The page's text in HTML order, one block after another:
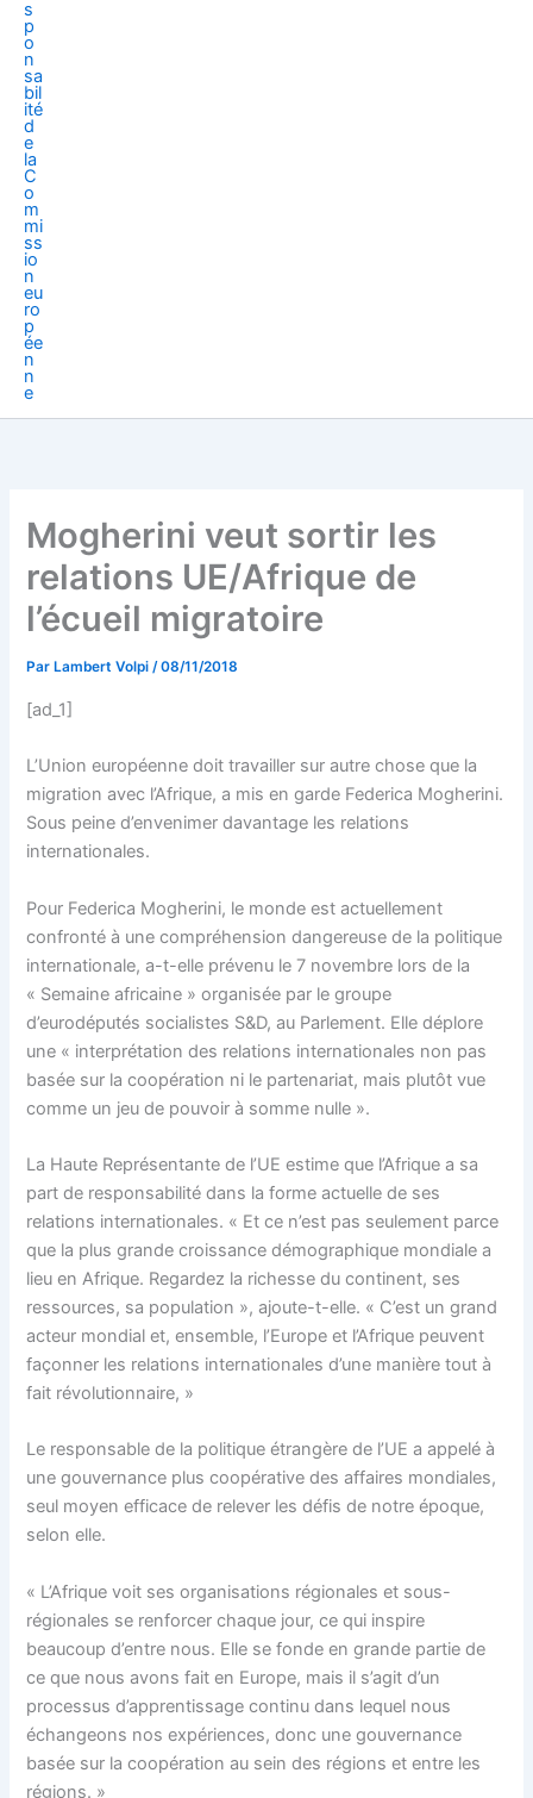
Mogherini veut sortir les
relations UE/Afrique de
l’écueil migratoire
Par Lambert Volpi/08/11/2018
[ad_1]
L’Union européenne doit travailler sur autre chose que la
migration avec l’Afrique, a mis en garde Federica Mogherini.
Sous peine d’envenimer davantage les relations
internationales.
Pour Federica Mogherini, le monde est actuellement
confronté à une compréhension dangereuse de la politique
internationale, a-t-elle prévenu le 7 novembre lors de la
« Semaine africaine » organisée par le groupe
d’eurodéputés socialistes S&D, au Parlement. Elle déplore
une « interprétation des relations internationales non pas
basée sur la coopération ni le partenariat, mais plutôt vue
comme un jeu de pouvoir à somme nulle ».
La Haute Représentante de l’UE estime que l’Afrique a sa
part de responsabilité dans la forme actuelle de ses
relations internationales. « Et ce n’est pas seulement parce
que la plus grande croissance démographique mondiale a
lieu en Afrique. Regardez la richesse du continent, ses
ressources, sa population », ajoute-t-elle. « C’est un grand
acteur mondial et, ensemble, l’Europe et l’Afrique peuvent
façonner les relations internationales d’une manière tout à
fait révolutionnaire, »
Le responsable de la politique étrangère de l’UE a appelé à
une gouvernance plus coopérative des affaires mondiales,
seul moyen efficace de relever les défis de notre époque,
selon elle.
« L’Afrique voit ses organisations régionales et sous-
régionales se renforcer chaque jour, ce qui inspire
beaucoup d’entre nous. Elle se fonde en grande partie de
ce que nous avons fait en Europe, mais il s’agit d’un
processus d’apprentissage continu dans lequel nous
échangeons nos expériences, donc une gouvernance
basée sur la coopération au sein des régions et entre les
régions. »